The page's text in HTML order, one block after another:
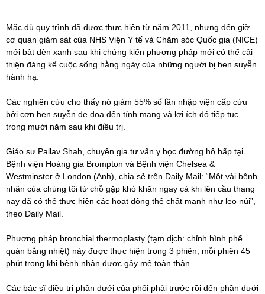
Mặc dù quy trình đã được thực hiện từ năm 2011, nhưng đến giờ
cơ quan giám sát của NHS Viện Y tế và Chăm sóc Quốc gia (NICE)
mới bật đèn xanh sau khi chứng kiến phương pháp mới có thể cải
thiện đáng kể cuộc sống hằng ngày của những người bị hen suyễn
hành hạ.
Các nghiên cứu cho thấy nó giảm 55% số lần nhập viện cấp cứu
bởi cơn hen suyễn đe dọa đến tính mạng và lợi ích đó tiếp tục
trong mười năm sau khi điều trị.
Giáo sư Pallav Shah, chuyên gia tư vấn y học đường hô hấp tại
Bệnh viện Hoàng gia Brompton và Bệnh viện Chelsea &
Westminster ở London (Anh), chia sẻ trên Daily Mail: “Một vài bệnh
nhân của chúng tôi từ chỗ gặp khó khăn ngay cả khi lên cầu thang
nay đã có thể thực hiện các hoạt động thể chất mạnh như leo núi”,
theo Daily Mail.
Phương pháp bronchial thermoplasty (tạm dịch: chỉnh hình phế
quản bằng nhiệt) này được thực hiện trong 3 phiên, mỗi phiên 45
phút trong khi bệnh nhân được gây mê toàn thân.
Các bác sĩ điều trị phần dưới của phổi phải trước rồi đến phần dưới